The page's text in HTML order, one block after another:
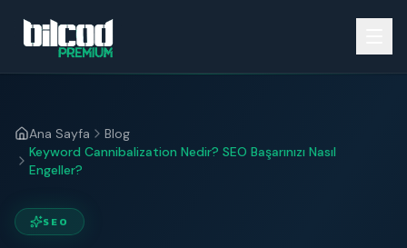
Ana Sayfa
Blog
Keyword Cannibalization Nedir? SEO Başarınızı Nasıl
Engeller?
SEO